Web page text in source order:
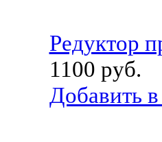
Редуктор
1100 руб.
Добавить